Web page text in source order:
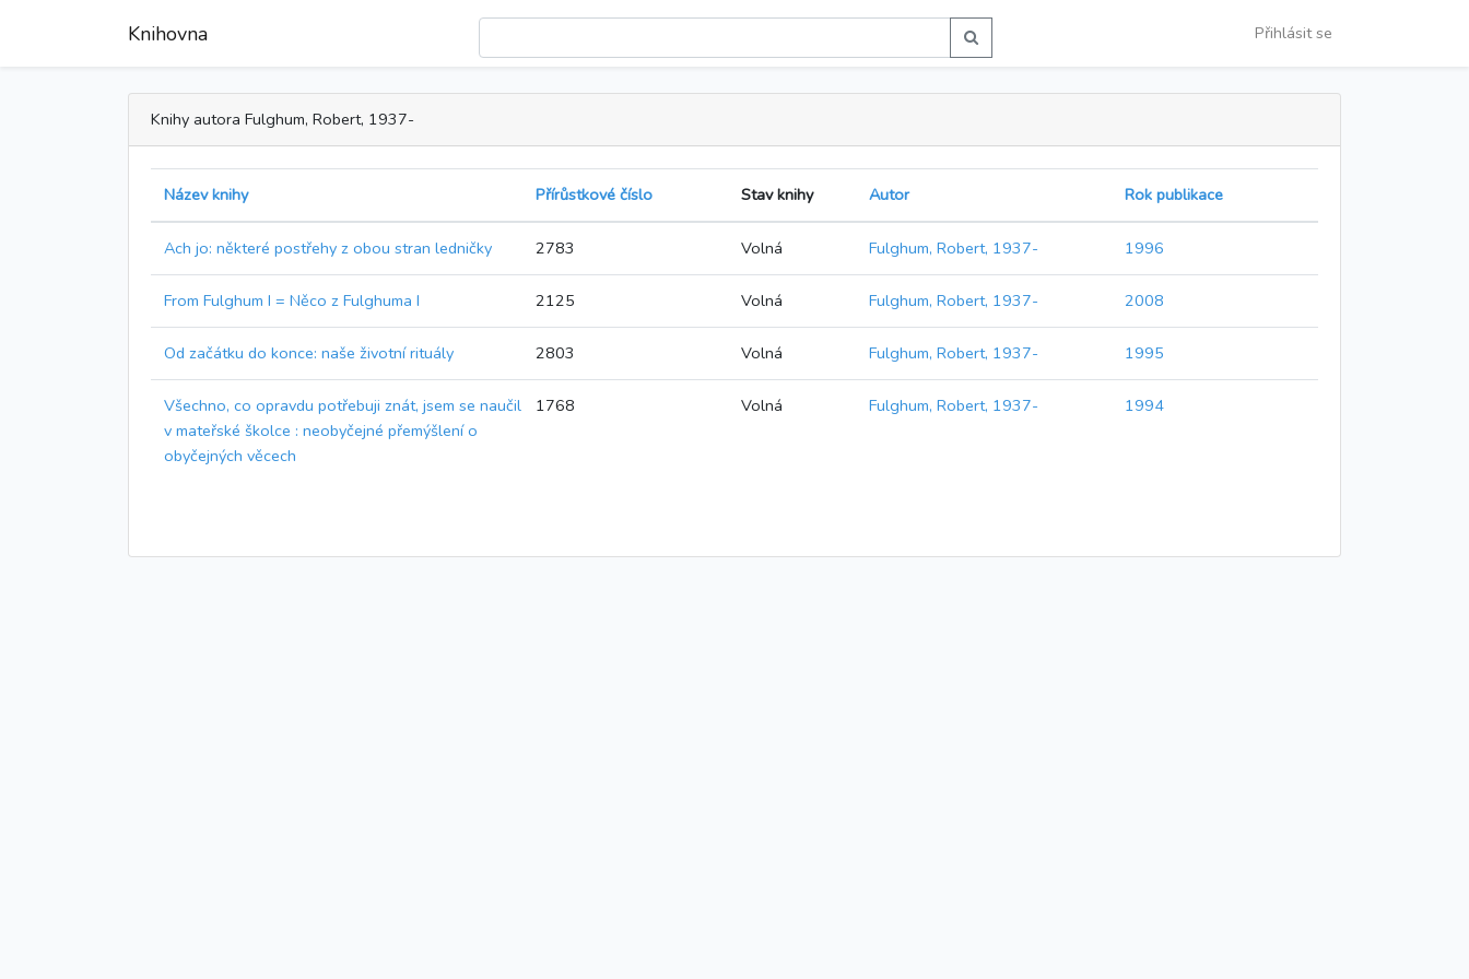
Knihovna Přihlásit se
Knihy autora Fulghum, Robert, 1937-
Název knihy Přírůstkové číslo Stav knihy Autor Rok publikace
Ach jo: některé postřehy z obou stran ledničky 2783 Volná Fulghum, Robert, 1937- 1996
From Fulghum I = Něco z Fulghuma I 2125 Volná Fulghum, Robert, 1937- 2008
Od začátku do konce: naše životní rituály 2803 Volná Fulghum, Robert, 1937- 1995
Všechno, co opravdu potřebuji znát, jsem se naučil
v mateřské školce : neobyčejné přemýšlení o
obyčejných věcech
1768 Volná Fulghum, Robert, 1937- 1994